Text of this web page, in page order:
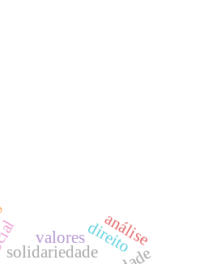
solidariedade
valores análise
direito